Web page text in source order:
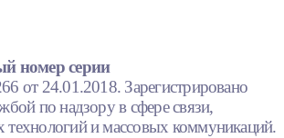
номер серии
от 24.01.2018. Зарегистрировано
по надзору в сфере связи,
и массовых коммуникаций.